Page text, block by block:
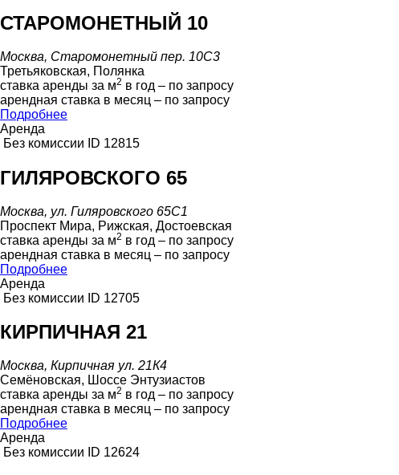
СТАРОМОНЕТНЫЙ 10
Москва, Старомонетный пер. 10С3
Третьяковская, Полянка
ставка аренды за м2 в год – по запросу
арендная ставка в месяц – по запросу
Подробнее
Аренда
Без комиссии
ID 12815
ГИЛЯРОВСКОГО 65
Москва, ул. Гиляровского 65С1
Проспект Мира, Рижская, Достоевская
ставка аренды за м2 в год – по запросу
арендная ставка в месяц – по запросу
Подробнее
Аренда
Без комиссии
ID 12705
КИРПИЧНАЯ 21
Москва, Кирпичная ул. 21К4
Семёновская, Шоссе Энтузиастов
ставка аренды за м2 в год – по запросу
арендная ставка в месяц – по запросу
Подробнее
Аренда
Без комиссии
ID 12624